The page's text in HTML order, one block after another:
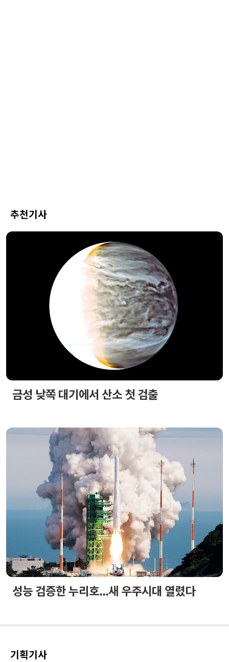
추천기사
금성 낮쪽 대기에서 산소 첫 검출
성능 검증한 누리호...새 우주시대 열렸다
기획기사